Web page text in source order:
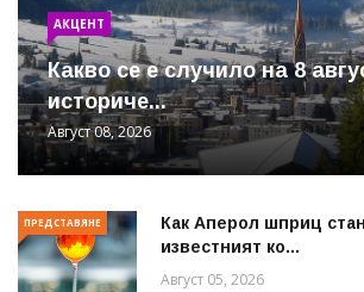
АКЦЕНТ
Какво се е случило на 8
историче...
Август 08, 2026
ПРЕДСТАВЯНЕ
Как Аперол шприц
известният ко...
Август 05, 2026